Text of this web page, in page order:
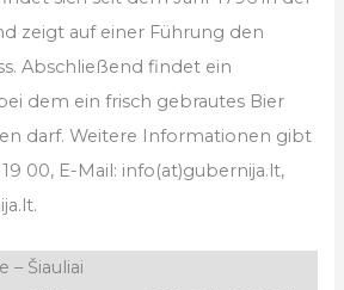
zeigt auf einer Führung den
Abschließend findet ein
dem ein frisch gebrautes Bier
darf. Weitere Informationen gibt
00, E-Mail: info(at)gubernija.lt,
– Šiauliai